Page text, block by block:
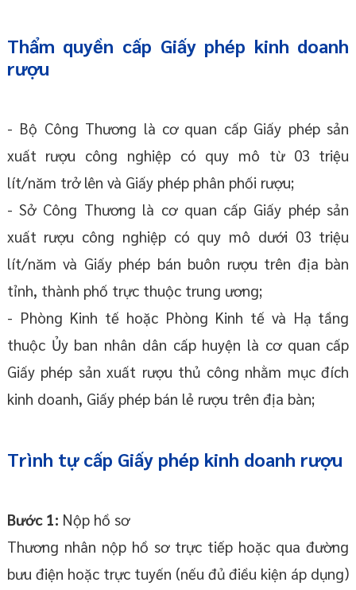
Thẩm quyền cấp Giấy phép kinh doanh
rượu
- Bộ Công Thương là cơ quan cấp Giấy phép sản
xuất rượu công nghiệp có quy mô từ 03 triệu
lít/năm trở lên và Giấy phép phân phối rượu;
- Sở Công Thương là cơ quan cấp Giấy phép sản
xuất rượu công nghiệp có quy mô dưới 03 triệu
lít/năm và Giấy phép bán buôn rượu trên địa bàn
tỉnh, thành phố trực thuộc trung ương;
- Phòng Kinh tế hoặc Phòng Kinh tế và Hạ tầng
thuộc Ủy ban nhân dân cấp huyện là cơ quan cấp
Giấy phép sản xuất rượu thủ công nhằm mục đích
kinh doanh, Giấy phép bán lẻ rượu trên địa bàn;
Trình tự cấp Giấy phép kinh doanh rượu
Bước 1: Nộp hồ sơ
Thương nhân nộp hồ sơ trực tiếp hoặc qua đường
bưu điện hoặc trực tuyến (nếu đủ điều kiện áp dụng)